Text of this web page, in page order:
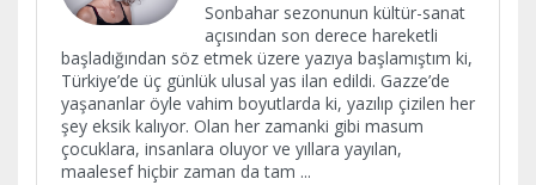
Sonbahar sezonunun kültür-sanat
açısından son derece hareketli
başladığından söz etmek üzere yazıya başlamıştım ki,
Türkiye’de üç günlük ulusal yas ilan edildi. Gazze’de
yaşananlar öyle vahim boyutlarda ki, yazılıp çizilen her
şey eksik kalıyor. Olan her zamanki gibi masum
çocuklara, insanlara oluyor ve yıllara yayılan,
maalesef hiçbir zaman da tam ...